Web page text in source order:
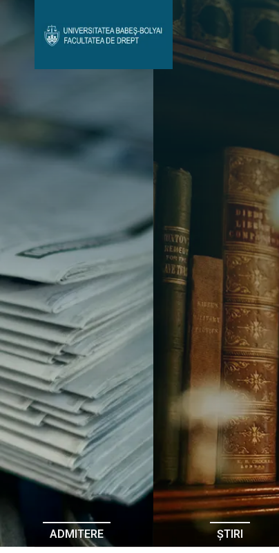
Avizier Studenți
Contact
ADMITERE ȘTIRI